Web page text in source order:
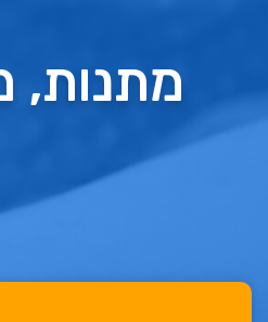
מתנות,